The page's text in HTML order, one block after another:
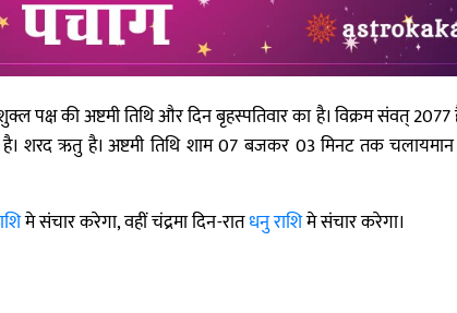
की अष्टमी तिथि और दिन बृहस्पतिवार का है। विक्रम संवत् 2077
है। शरद ऋतु है। अष्टमी तिथि शाम 07 बजकर 03 मिनट तक चलायमान
मे संचार करेगा, वहीं चंद्रमा दिन-रातधनु राशिमे संचार करेगा।